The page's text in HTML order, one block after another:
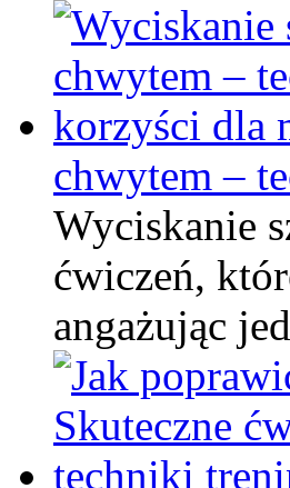
chwytem –
Wyciskanie
ćwiczeń,
angażując